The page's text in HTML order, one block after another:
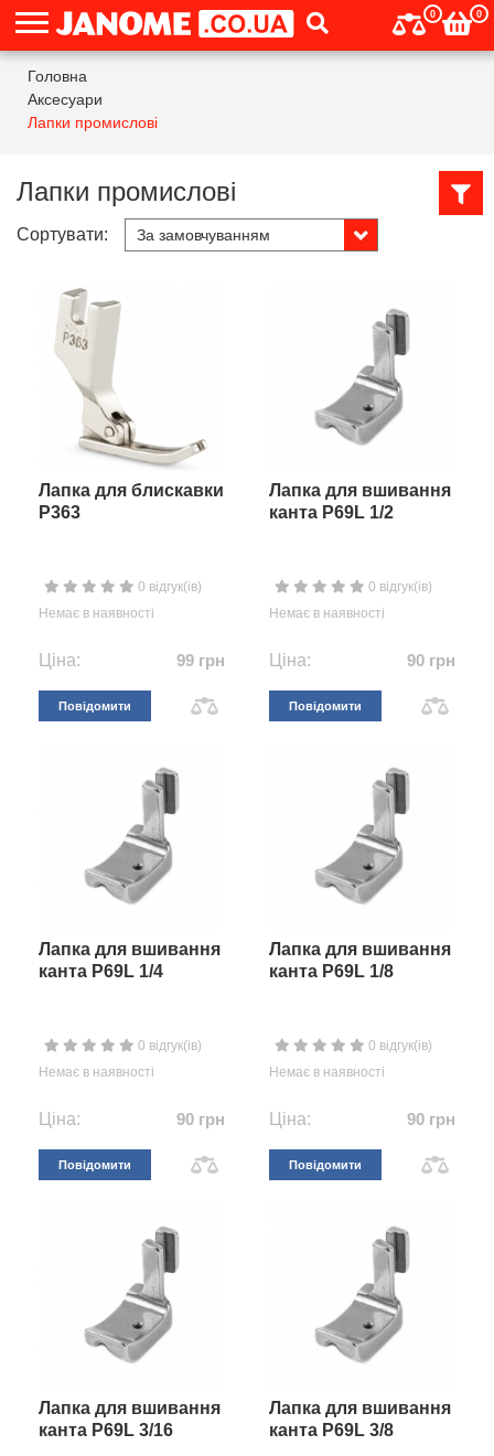
0 0
Головна
Аксесуари
Лапки промислові
Лапки промислові
Сортувати:
Лапка для блискавки
P363
0 відгук(ів)
Немає в наявності
Ціна: 99 грн
Повідомити
Лапка для вшивання
канта P69L 1/2
0 відгук(ів)
Немає в наявності
Ціна: 90 грн
Повідомити
Лапка для вшивання
канта P69L 1/4
0 відгук(ів)
Немає в наявності
Ціна: 90 грн
Повідомити
Лапка для вшивання
канта P69L 1/8
0 відгук(ів)
Немає в наявності
Ціна: 90 грн
Повідомити
Лапка для вшивання
канта P69L 3/16
Лапка для вшивання
канта P69L 3/8